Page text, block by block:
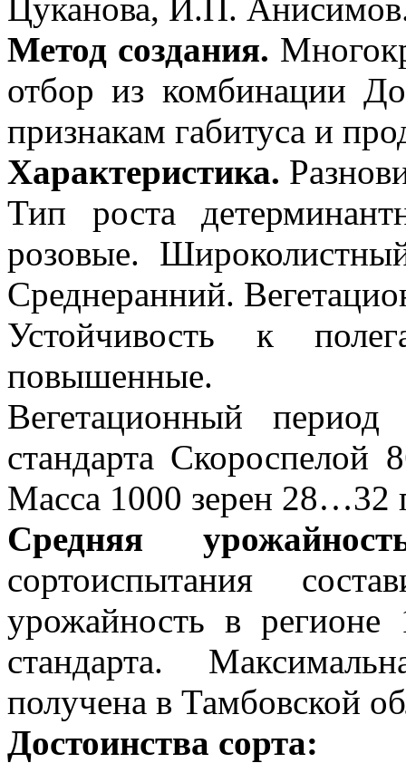
Цуканова, И.П.
Метод создания.
отбор из комбинации
признакам габитуса и
Характеристика.
Тип роста
розовые.
Среднеранний.
Устойчивость к
повышенные.
Вегетационный
стандарта Скороспелой
Масса 1000 зерен 28…32
Средняя
сортоиспытания
урожайность в регионе
стандарта.
получена в Тамбовской
Достоинства сорта: